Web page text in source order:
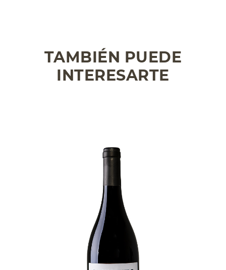
TAMBIÉN PUEDE
INTERESARTE